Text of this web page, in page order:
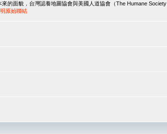
的面貌，台灣認養地圖協會與美國人道協會（The Humane Society
原始聯結